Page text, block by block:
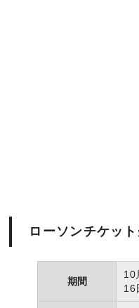
ローソンチケッ
期間
10
16